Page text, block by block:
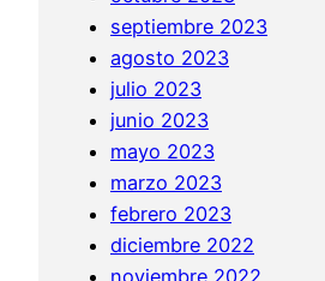
i
c
a
t
i
o
n
septiembre 2023
agosto 2023
julio 2023
junio 2023
mayo 2023
marzo 2023
febrero 2023
diciembre 2022